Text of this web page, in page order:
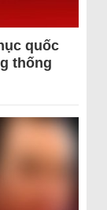
quốc
thống